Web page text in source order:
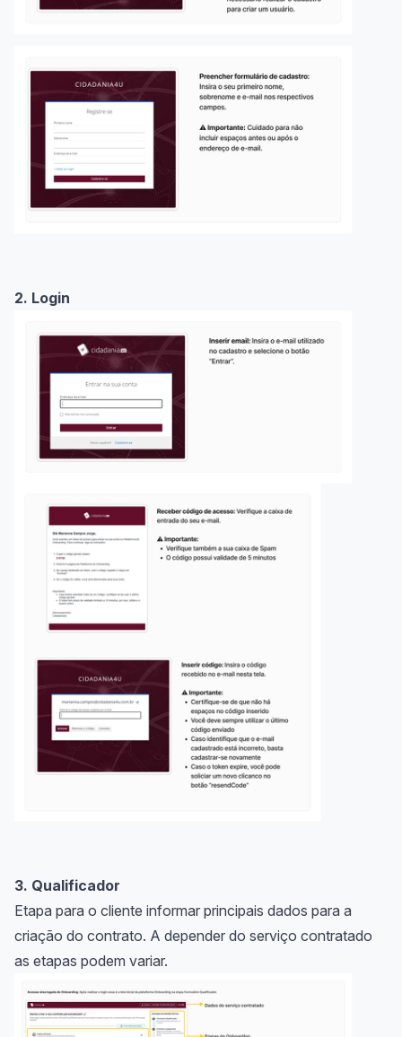
2. Login
3. Qualificador
Etapa para o cliente informar principais dados para a
criação do contrato. A depender do serviço contratado
as etapas podem variar.